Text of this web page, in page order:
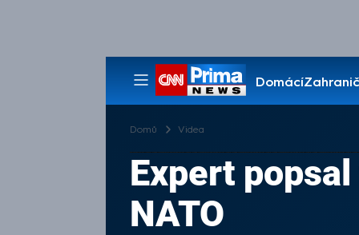
Domácí
Pořady
Domů Videa
Expert
NATO